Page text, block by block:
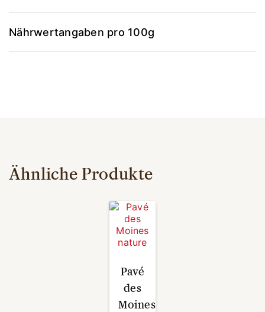
Nährwertangaben pro 100g
Ähnliche Produkte
Pavé
des
Moines